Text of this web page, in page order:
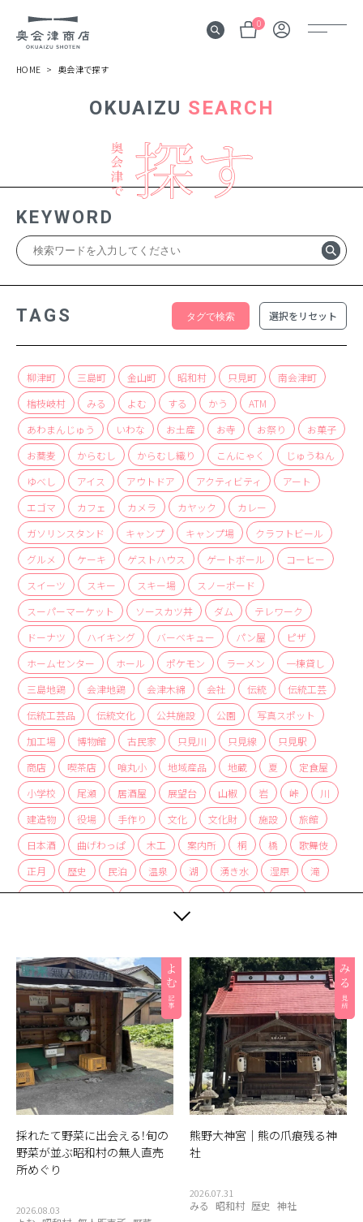
0
伝言板
みる
よむ
記事
する
体験
かう
商品
検索
ABOUT
相談窓口
アクセス
お問い合わせ
OKUAIZU SEARCH
HOME 奥会津で探す
KEYWORD
TAGS 選択をリセット
柳津町 三島町 金山町 昭和村 只見町
南会津町
檜枝岐村
みる よむ する かう
ATM
あわまんじゅう
いわな お土産 お寺 お祭り
お菓子
お蕎麦
からむし からむし織り こんにゃく
じゅうねん
ゆべし
アイス アウトドア アクティビティ
アート
エゴマ
カフェ カメラ カヤック
カレー
ガソリンスタンド
キャンプ キャンプ場
クラフトビール
グルメ
ケーキ ゲストハウス ゲートボール
コーヒー
スイーツ
スキー スキー場
スノーボード
スーパーマーケット
ソースカツ丼 ダム
テレワーク
ドーナツ
ハイキング バーベキュー パン屋
ピザ
ホームセンター
ホール ポケモン ラーメン
一棟貸し
三島地鶏
会津地鶏 会津木綿 会社 伝統
伝統工芸
伝統工芸品
伝統文化 公共施設 公園
写真スポット
加工場
博物館 古民家 只見川 只見線
只見駅
商店
喫茶店 喰丸小 地域産品 地蔵 夏
定食屋
小学校
尾瀬 居酒屋 展望台 山椒 岩 峠
川
建造物
役場 手作り 文化 文化財 施設
旅館
日本酒
曲げわっぱ 木工 案内所 桐 橋
歌舞伎
正月
歴史 民泊 温泉 湖 湧き水 湿原
滝
炭酸水
炭酸泉 無人販売所 着物 神社
紅茶
編み組み細工
観光案内所
観光物産協会 豆腐 赤カボチャ
足湯
道の駅
郵便局 重要文化財 野菜 釣り
銀行
集落
雑貨 霧幻峡 霧幻峡の渡し 風景
食堂
飲食店
餅
採れたて野菜に出会える！旬の
野菜が並ぶ昭和村の無人直売
所めぐり
2026.08.03
熊野大神宮｜熊の爪痕残る神
社
2026.07.31
みる 昭和村 歴史 神社